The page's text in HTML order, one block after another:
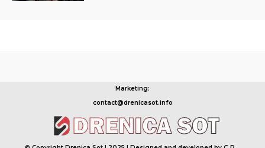
Marketing:
contact@drenicasot.info